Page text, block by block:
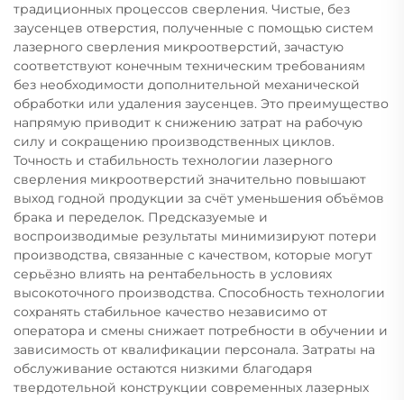
традиционных процессов сверления. Чистые, без
заусенцев отверстия, полученные с помощью систем
лазерного сверления микроотверстий, зачастую
соответствуют конечным техническим требованиям
без необходимости дополнительной механической
обработки или удаления заусенцев. Это преимущество
напрямую приводит к снижению затрат на рабочую
силу и сокращению производственных циклов.
Точность и стабильность технологии лазерного
сверления микроотверстий значительно повышают
выход годной продукции за счёт уменьшения объёмов
брака и переделок. Предсказуемые и
воспроизводимые результаты минимизируют потери
производства, связанные с качеством, которые могут
серьёзно влиять на рентабельность в условиях
высокоточного производства. Способность технологии
сохранять стабильное качество независимо от
оператора и смены снижает потребности в обучении и
зависимость от квалификации персонала. Затраты на
обслуживание остаются низкими благодаря
твердотельной конструкции современных лазерных